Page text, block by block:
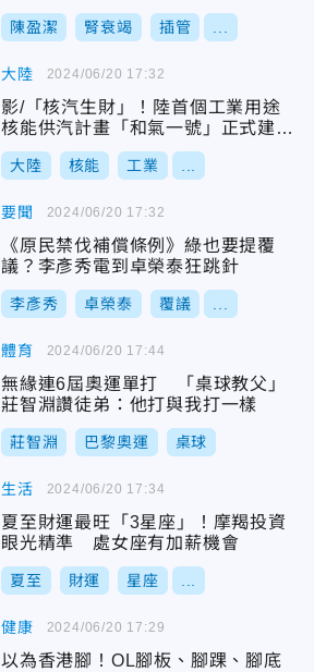
能力」
陳盈潔 腎衰竭 插管
大陸
影/「核汽生財」！陸首個工業用途
核能供汽計畫「和氣一號」正式建成
投產
大陸 核能 工業
2024/06/20 17:32
要聞
《原民禁伐補償條例》綠也要提覆
議？李彥秀電到卓榮泰狂跳針
李彥秀 卓榮泰 覆議
2024/06/20 17:32
體育
無緣連6屆奧運單打 「桌球教父」
莊智淵讚徒弟：他打與我打一樣
莊智淵 巴黎奧運 桌球
2024/06/20 17:44
生活
夏至財運最旺「3星座」！摩羯投資
眼光精準 處女座有加薪機會
夏至 財運 星座
2024/06/20 17:34
健康
以為香港腳！OL腳板、腳踝、腳底
2024/06/20 17:29